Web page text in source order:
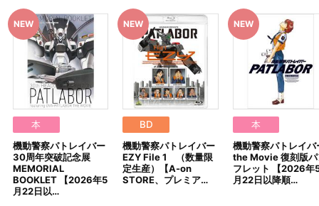
【ご注意（必ずお読みください）】
■商品について
※本商品は準備数に限りがございます。準備数に達した場合、早
期にご注文の受付を終了させていただくことがございます。
※ご要望多数の場合、お届け時期を変更し、再度受注を行うこと
がございます。
※「在庫がありません」表示後も、ご注文のキャンセルや支払い
期限切れが発生した際は販売を再開させていただく場合がございま
す。あらかじめご了承ください。
※仕様等は予告なく変更となる場合がございます。
※撮影環境やご利用のモニター環境により、実物と多少異なって
見える場合がございます。
※商品画像はイメージです。実際の仕様とは異なる場合がござい
ます。あらかじめご了承ください。
※すでにご注文しているかのご確認には、「マイページ」→「ご
注文履歴」にてご確認いただけます。
本
機動警察パトレイバー
30周年突破記念展
MEMORIAL
BOOKLET 【2026年5
月22日以…
BD
機動警察パトレイバー
EZY File 1 （数量限
定生産）【A-on
STORE、プレミア…
本
機動警察パトレイバ
the Movie 復刻版パ
フレット 【2026年
月22日以降順…